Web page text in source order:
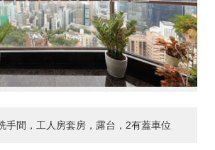
手間，工人房套房，露台，2有蓋車位